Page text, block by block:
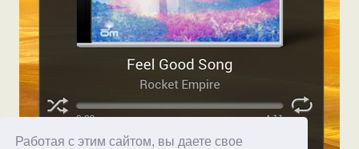
Работая с этим сайтом, вы даете свое